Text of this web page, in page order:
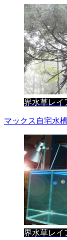
界水草レイ
マックス自宅水
界水草レイ